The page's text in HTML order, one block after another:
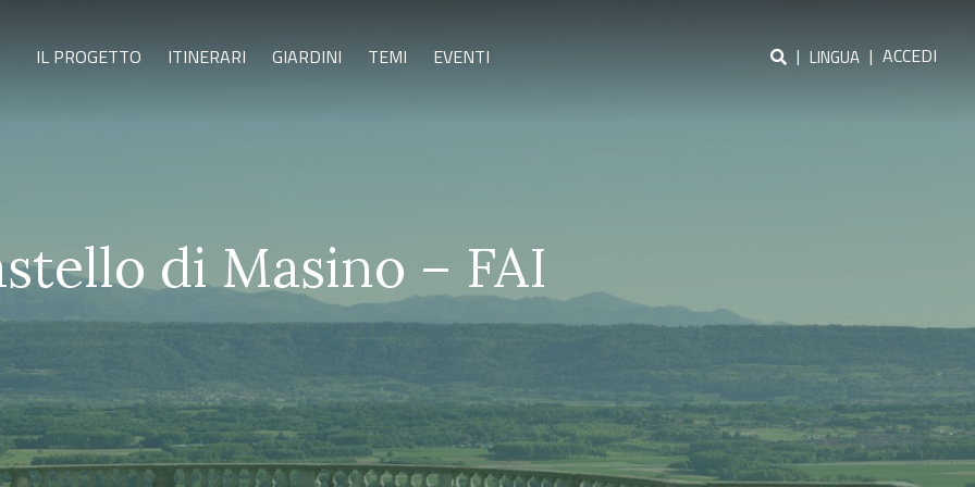
IL PROGETTO ITINERARI GIARDINI TEMI EVENTI | LINGUA | ACCEDI
di Masino – FAI